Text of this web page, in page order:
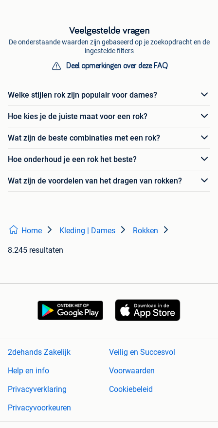
Veelgestelde vragen
De onderstaande waarden zijn gebaseerd op je zoekopdracht en de
ingestelde filters
Deel opmerkingen over deze FAQ
Welke stijlen rok zijn populair voor dames?
Hoe kies je de juiste maat voor een rok?
Wat zijn de beste combinaties met een rok?
Hoe onderhoud je een rok het beste?
Wat zijn de voordelen van het dragen van rokken?
Home Kleding | Dames Rokken
8.245 resultaten
2dehands Zakelijk
Veilig en Succesvol
Help en info
Voorwaarden
Privacyverklaring
Cookiebeleid
Privacyvoorkeuren